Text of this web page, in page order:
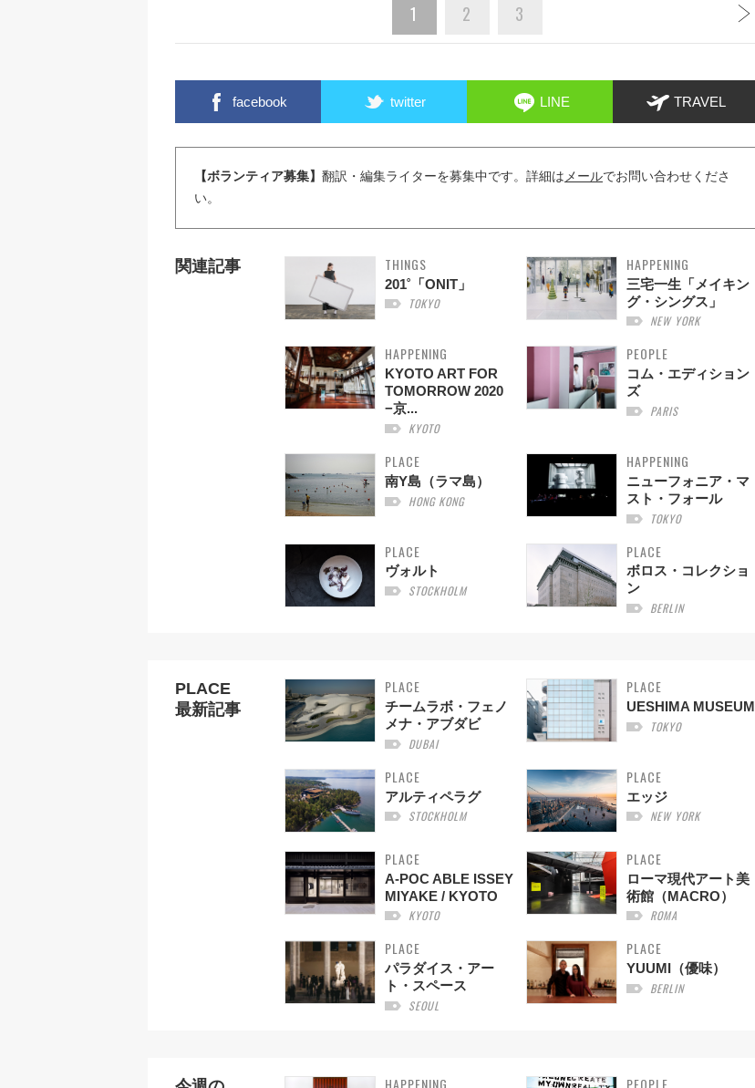
1 2 3
facebook twitter LINE TRAVEL
【ボランティア募集】 翻訳・編集ライターを募集中です。詳細は メールでお問い合わせくださ
い。
関連記事 THINGS
201˚「ONIT」
TOKYO
HAPPENING
三宅一生「メイキン
グ・シングス」
NEW YORK
HAPPENING
KYOTO ART FOR
TOMORROW 2020
−京...
KYOTO
PEOPLE
コム・エディション
ズ
PARIS
PLACE
南Y島（ラマ島）
HONG KONG
HAPPENING
ニューフォニア・マ
スト・フォール
TOKYO
PLACE
ヴォルト
STOCKHOLM
PLACE
ボロス・コレクショ
ン
BERLIN
PLACE
最新記事
PLACE
チームラボ・フェノ
メナ・アブダビ
DUBAI
PLACE
UESHIMA MUSEUM
TOKYO
PLACE
アルティペラグ
STOCKHOLM
PLACE
エッジ
NEW YORK
PLACE
A-POC ABLE ISSEY
MIYAKE / KYOTO
KYOTO
PLACE
ローマ現代アート美
術館（MACRO）
ROMA
PLACE
パラダイス・アー
ト・スペース
SEOUL
PLACE
YUUMI（優味）
BERLIN
HAPPENING PEOPLE